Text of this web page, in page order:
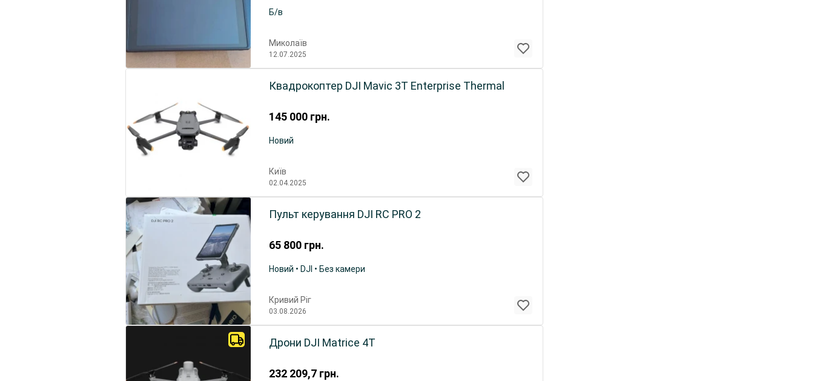
Б/в
Миколаїв
12.07.2025
145 000 грн.
Квадрокоптер DJI Mavic 3T Enterprise Thermal
Новий
Київ
02.04.2025
65 800 грн.
Пульт керування DJI RC PRO 2
Новий • DJI • Без камери
Кривий Ріг
03.08.2026
232 209,7 грн.
Дрони DJI Matrice 4T